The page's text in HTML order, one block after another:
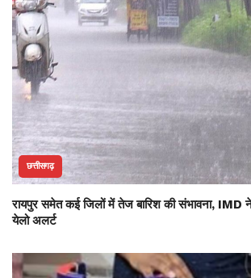
छत्तीसगढ़
रायपुर समेत कई जिलों में तेज बारिश की संभावना, IMD
येलो अलर्ट